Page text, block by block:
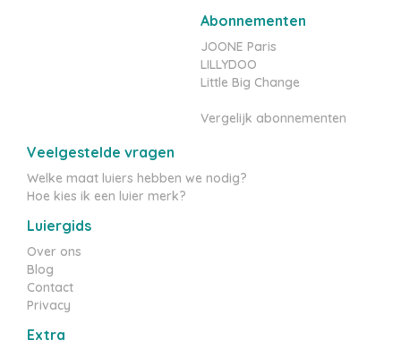
Abonnementen
JOONE Paris
LILLYDOO
Little Big Change
Vergelijk abonnementen
Veelgestelde vragen
Welke maat luiers hebben we nodig?
Hoe kies ik een luier merk?
Luiergids
Over ons
Blog
Contact
Privacy
Extra